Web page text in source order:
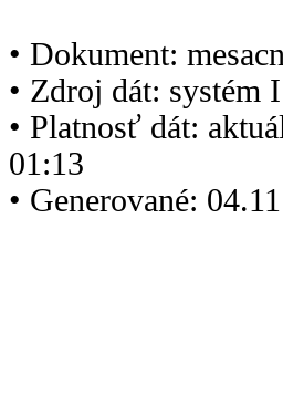
• Dokument:
• Zdroj dát: systém
• Platnosť dát:
01:13
• Generované: